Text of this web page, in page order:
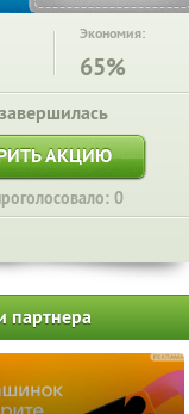
Экономия:
65%
АКЦИЮ
0
партнера